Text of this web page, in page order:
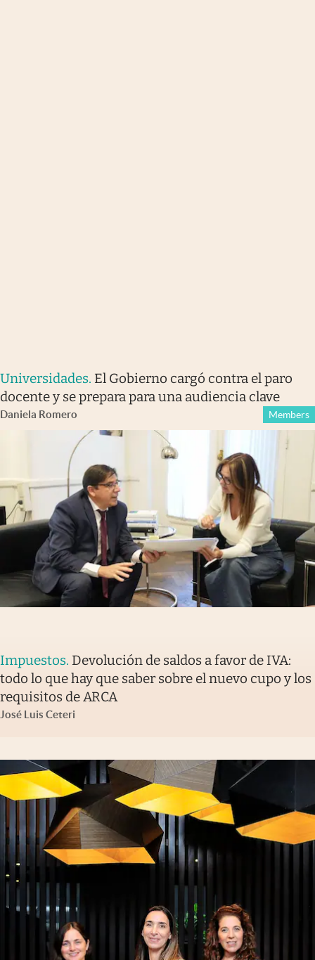
Universidades. El Gobierno cargó contra el paro
docente y se prepara para una audiencia clave
Daniela Romero Members
Impuestos. Devolución de saldos a favor de IVA:
todo lo que hay que saber sobre el nuevo cupo y los
requisitos de ARCA
José Luis Ceteri